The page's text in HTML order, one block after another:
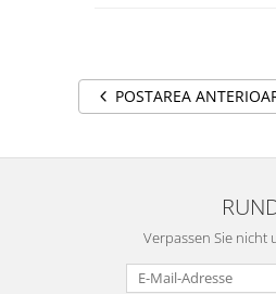
POSTAREA
Verpassen Sie nicht